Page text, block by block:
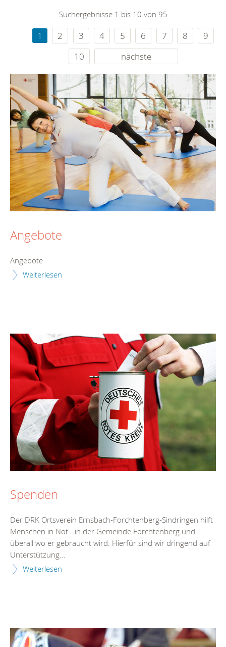
Suchergebnisse 1 bis 10 von 95
1 2 3 4 5 6 7 8
9
10
nächste
Angebote
Angebote
Weiterlesen
Spenden
Der DRK Ortsverein Ernsbach-Forchtenberg-Sindringen hilft
Menschen in Not - in der Gemeinde Forchtenberg und
überall wo er gebraucht wird. Hierfür sind wir dringend auf
Unterstützung...
Weiterlesen